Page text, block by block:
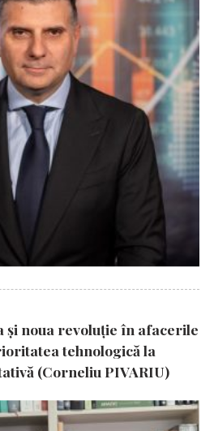
și noua revoluție în afacerile
tehnologică la
(Corneliu PIVARIU)